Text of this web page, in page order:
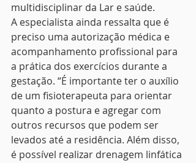
multidisciplinar da Lar e saúde.
A especialista ainda ressalta que é
preciso uma autorização médica e
acompanhamento profissional para
a prática dos exercícios durante a
gestação. “É importante ter o auxílio
de um fisioterapeuta para orientar
quanto a postura e agregar com
outros recursos que podem ser
levados até a residência. Além disso,
é possível realizar drenagem linfática